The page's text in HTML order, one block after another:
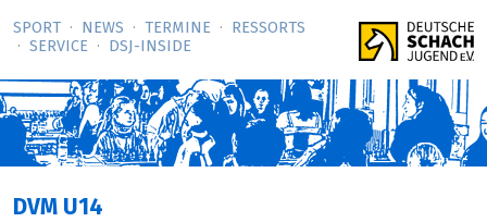
SPORT NEWS TERMINE
RESSORTS
SERVICE
DSJ-­INSIDE
DVM U14